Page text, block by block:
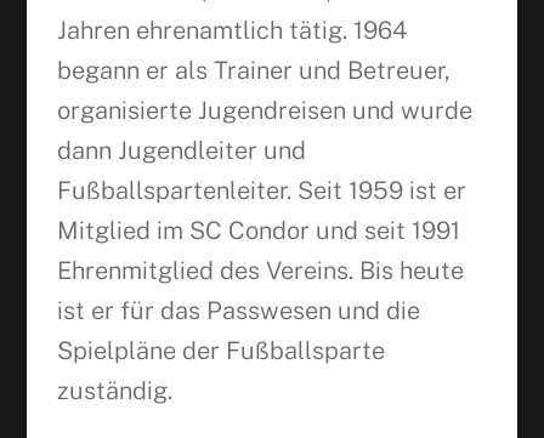
Jahren ehrenamtlich tätig. 1964
begann er als Trainer und Betreuer,
organisierte Jugendreisen und wurde
dann Jugendleiter und
Fußballspartenleiter. Seit 1959 ist er
Mitglied im SC Condor und seit 1991
Ehrenmitglied des Vereins. Bis heute
ist er für das Passwesen und die
Spielpläne der Fußballsparte
zuständig.